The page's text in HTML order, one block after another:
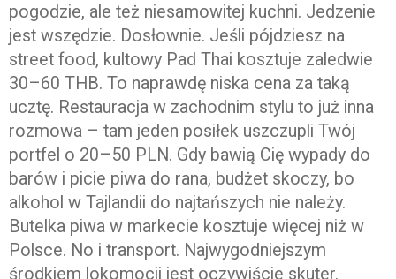
pogodzie, ale też niesamowitej kuchni. Jedzenie
jest wszędzie. Dosłownie. Jeśli pójdziesz na
street food, kultowy Pad Thai kosztuje zaledwie
30–60 THB. To naprawdę niska cena za taką
ucztę. Restauracja w zachodnim stylu to już inna
rozmowa – tam jeden posiłek uszczupli Twój
portfel o 20–50 PLN. Gdy bawią Cię wypady do
barów i picie piwa do rana, budżet skoczy, bo
alkohol w Tajlandii do najtańszych nie należy.
Butelka piwa w markecie kosztuje więcej niż w
Polsce. No i transport. Najwygodniejszym
środkiem lokomocji jest oczywiście skuter.